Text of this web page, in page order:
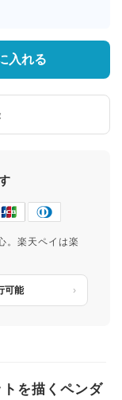
入れる
。楽天ペイは楽
可能
を描くペンダ